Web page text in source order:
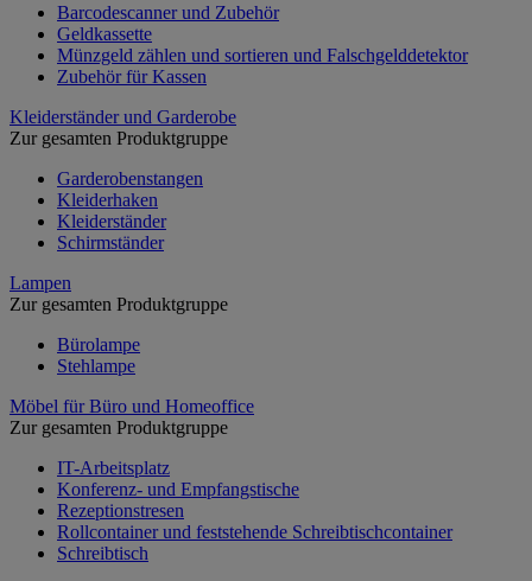
Barcodescanner und Zubehör
Geldkassette
Münzgeld zählen und sortieren und Falschgelddetektor
Zubehör für Kassen
Kleiderständer und Garderobe
Zur gesamten Produktgruppe
Garderobenstangen
Kleiderhaken
Kleiderständer
Schirmständer
Lampen
Zur gesamten Produktgruppe
Bürolampe
Stehlampe
Möbel für Büro und Homeoffice
Zur gesamten Produktgruppe
IT-Arbeitsplatz
Konferenz- und Empfangstische
Rezeptionstresen
Rollcontainer und feststehende Schreibtischcontainer
Schreibtisch